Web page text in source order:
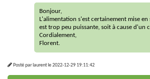
Bonjour,
L'alimentation s'est certainement mise
est trop peu puissante, soit à cause d'un
Cordialement,
Florent.
Posté par laurentle2022-12-29 19:11:42